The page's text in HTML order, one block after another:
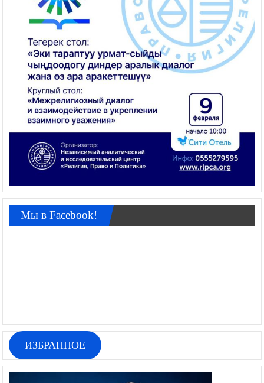
Мы в Facebook!
ИЗБРАННОЕ